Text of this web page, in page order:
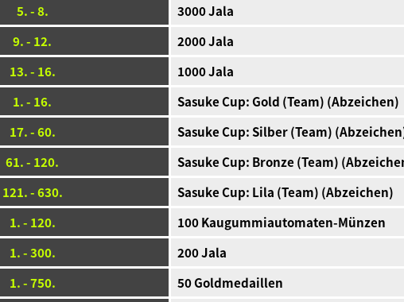
5. - 8.
3000 Jala
9. - 12.
2000 Jala
13. - 16.
1000 Jala
1. - 16.
Sasuke Cup: Gold (Team) (Abzeichen)
17. - 60.
Sasuke Cup: Silber (Team)
61. - 120.
Sasuke Cup: Bronze (Team)
121. - 630.
Sasuke Cup: Lila (Team) (Abzeichen)
1. - 120.
100 Kaugummiautomaten-Münzen
1. - 300.
200 Jala
1. - 750.
50 Goldmedaillen